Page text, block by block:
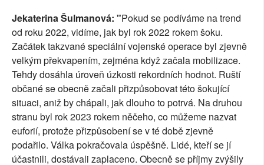
Jekaterina Šulmanová: "Pokud se podíváme na trend
od roku 2022, vidíme, jak byl rok 2022 rokem šoku.
Začátek takzvané speciální vojenské operace byl zjevně
velkým překvapením, zejména když začala mobilizace.
Tehdy dosáhla úroveň úzkosti rekordních hodnot. Ruští
občané se obecně začali přizpůsobovat této šokující
situaci, aniž by chápali, jak dlouho to potrvá. Na druhou
stranu byl rok 2023 rokem něčeho, co můžeme nazvat
euforií, protože přizpůsobení se v té době zjevně
podařilo. Válka pokračovala úspěšně. Lidé, kteří se jí
účastnili, dostávali zaplaceno. Obecně se příjmy zvýšily